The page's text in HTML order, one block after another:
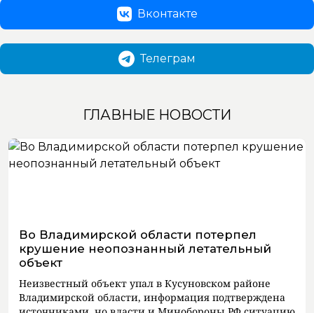
Вконтакте
Телеграм
ГЛАВНЫЕ НОВОСТИ
Во Владимирской области потерпел
крушение неопознанный летательный
объект
Неизвестный объект упал в Кусуновском районе
Владимирской области, информация подтверждена